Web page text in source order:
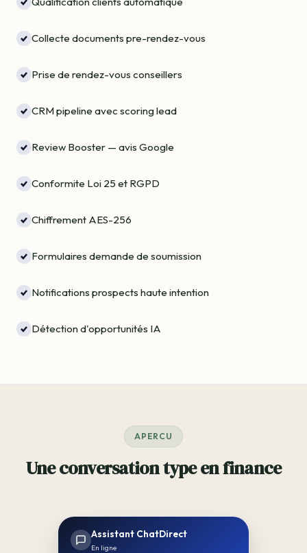
Collecte documents pre-rendez-vous
Prise de rendez-vous conseillers
CRM pipeline avec scoring lead
Review Booster — avis Google
Conformite Loi 25 et RGPD
Chiffrement AES-256
Formulaires demande de soumission
Notifications prospects haute intention
Détection d'opportunités IA
APERCU
Une conversation type en finance
Assistant ChatDirect
En ligne